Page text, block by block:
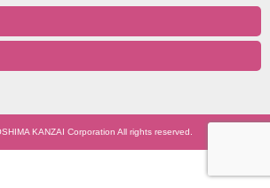
KANZAI Corporation All rights reserved.